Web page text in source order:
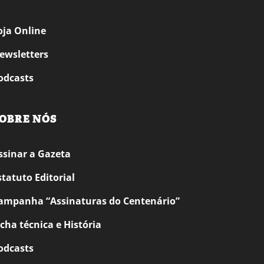
Online
NÓS
a Gazeta
Editorial
“Assinaturas do Centenário”
técnica e História